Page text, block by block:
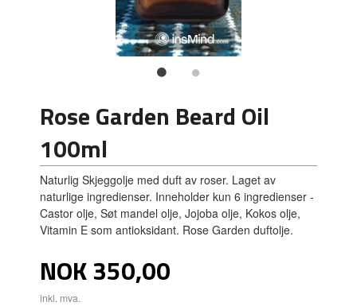
Rose Garden Beard Oil
100ml
Naturlig Skjeggolje med duft av roser. Laget av
naturlige ingredienser. Inneholder kun 6 ingredienser -
Castor olje, Søt mandel olje, Jojoba olje, Kokos olje,
Vitamin E som antioksidant. Rose Garden duftolje.
Pris
NOK350,00
inkl. mva.